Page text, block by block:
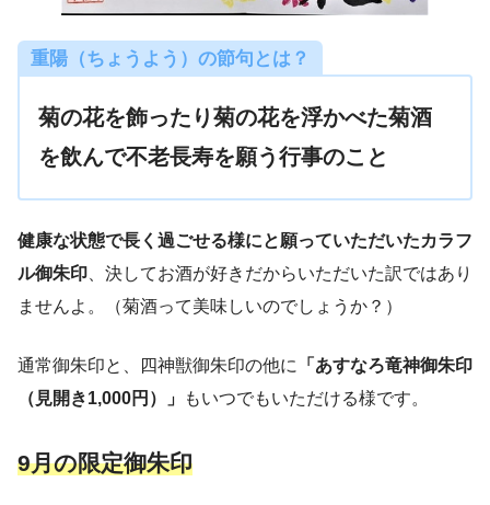
重陽（ちょうよう）の節句とは？
菊の花を飾ったり菊の花を浮かべた菊酒
を飲んで不老長寿を願う行事のこと
健康な状態で長く過ごせる様にと願っていただいたカラフ
ル御朱印 、決してお酒が好きだからいただいた訳ではあり
ませんよ。（菊酒って美味しいのでしょうか？）
通常御朱印と、四神獣御朱印の他に
「あすなろ竜神御朱印
（見開き1,000円）」
もいつでもいただける様です。
9月の限定御朱印